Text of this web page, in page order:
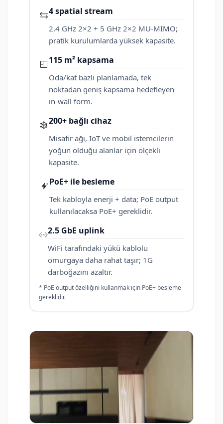
4 spatial stream
2.4 GHz 2×2 + 5 GHz 2×2 MU-MIMO;
pratik kurulumlarda yüksek kapasite.
115 m² kapsama
Oda/kat bazlı planlamada, tek
noktadan geniş kapsama hedefleyen
in-wall form.
200+ bağlı cihaz
Misafir ağı, IoT ve mobil istemcilerin
yoğun olduğu alanlar için ölçekli
kapasite.
PoE+ ile besleme
Tek kabloyla enerji + data; PoE output
kullanılacaksa PoE+ gereklidir.
2.5 GbE uplink
WiFi tarafındaki yükü kablolu
omurgaya daha rahat taşır; 1G
darboğazını azaltır.
* PoE output özelliğini kullanmak için PoE+ besleme
gereklidir.